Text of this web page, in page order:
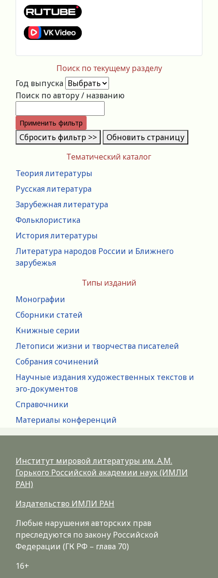
Тематический каталог
Теория литературы
Русская литература
Зарубежная литература
Фольклористика
История литературы
Литература народов России и Ближнего
зарубежья
Типы изданий
Монографии
Сборники статей
Книжные серии
Летописи жизни и творчества писателей
Собрания сочинений
Научные издания художественных текстов и
эго-документов
Справочники
Материалы конференций
Поиск по текущему разделу
Год выпуска
Поиск по автору / названию
Применить фильтр
Сбросить фильтр >> Обновить страницу
Институт мировой литературы им. А.М.
Горького Российской академии наук (ИМЛИ
РАН)
Издательство ИМЛИ РАН
Любые нарушения авторских прав
преследуются по закону Российской
Федерации (ГК РФ – глава 70)
16+